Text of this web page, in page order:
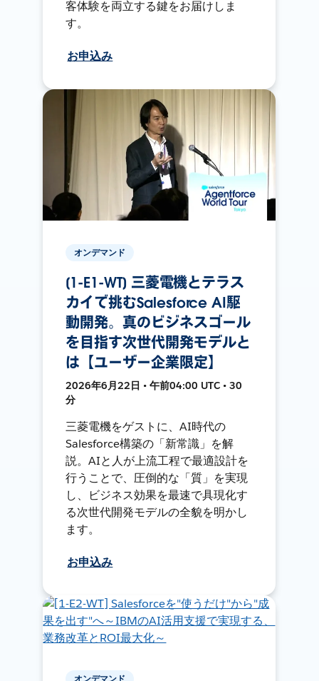
客体験を両立する鍵をお届けしま
す。
お申込み
オンデマンド
[1-E1-WT] 三菱電機とテラス
カイで挑むSalesforce AI駆
動開発。真のビジネスゴール
を目指す次世代開発モデルと
は【ユーザー企業限定】
2026年6月22日 • 午前04:00 UTC • 30
分
三菱電機をゲストに、AI時代の
Salesforce構築の「新常識」を解
説。AIと人が上流工程で最適設計を
行うことで、圧倒的な「質」を実現
し、ビジネス効果を最速で具現化す
る次世代開発モデルの全貌を明かし
ます。
お申込み
オンデマンド